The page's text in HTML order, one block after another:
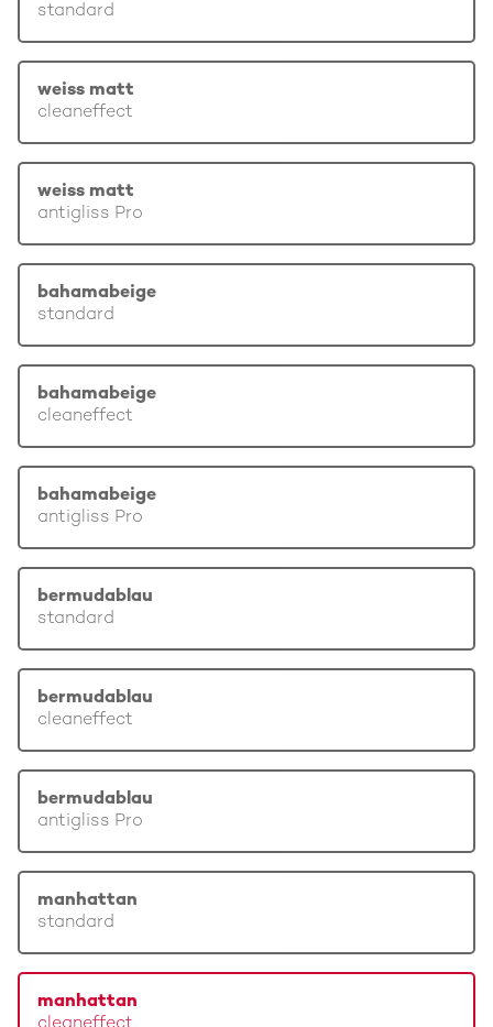
standard
weiss matt
cleaneffect
weiss matt
antigliss Pro
bahamabeige
standard
bahamabeige
cleaneffect
bahamabeige
antigliss Pro
bermudablau
standard
bermudablau
cleaneffect
bermudablau
antigliss Pro
manhattan
standard
manhattan